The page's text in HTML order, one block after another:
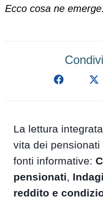
Ecco cosa ne emerge.
La lettura
vita dei
fonti informative:
pensionati,
reddito e